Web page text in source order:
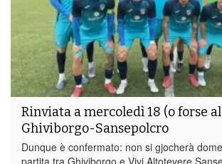
Rinviata a mercoledì 18 (o forse
Ghiviborgo-Sansepolcro
Dunque è confermato: non si gjocherà
partita tra Ghiviborgo e Vivi Altotevere